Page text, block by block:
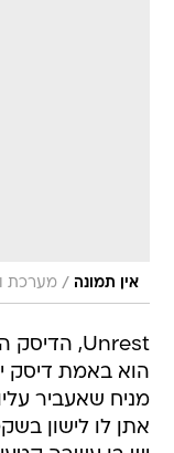
אין תמונה / מערכת
הוא באמת דיסק
מניח שאעביר
אתן לו לישון